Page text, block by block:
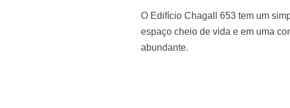
O Edifício Chagall 653 tem um
espaço cheio de vida e em uma
abundante.